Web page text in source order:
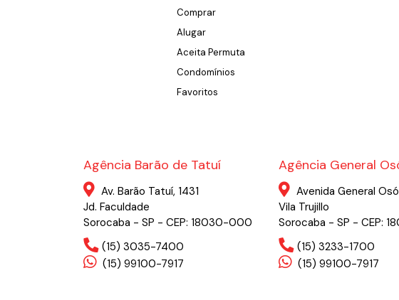
Comprar
Alugar
Aceita Permuta
Condomínios
Favoritos
Agência Barão de Tatuí
Av. Barão Tatuí, 1431
Jd. Faculdade
Sorocaba - SP - CEP: 18030-000
(15) 3035-7400
(15) 99100-7917
Agência General
Avenida General
Vila Trujillo
Sorocaba - SP - CEP:
(15) 3233-1700
(15) 99100-7917